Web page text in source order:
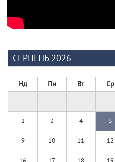
СЕРПЕНЬ 2026
Нд Пн Вт Ср
2 3 4 5
9 10 11 12
16 17 18 19